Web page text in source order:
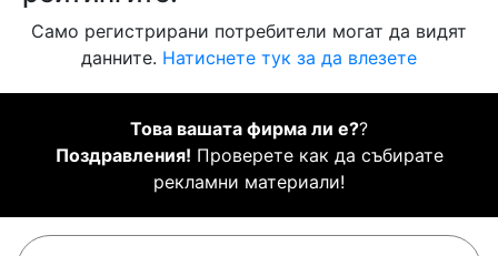
Само регистрирани потребители могат да видят
данните. Натиснете тук за да влезете
Това вашата фирма ли е??
Поздравления! Проверете как да събирате
рекламни материали!